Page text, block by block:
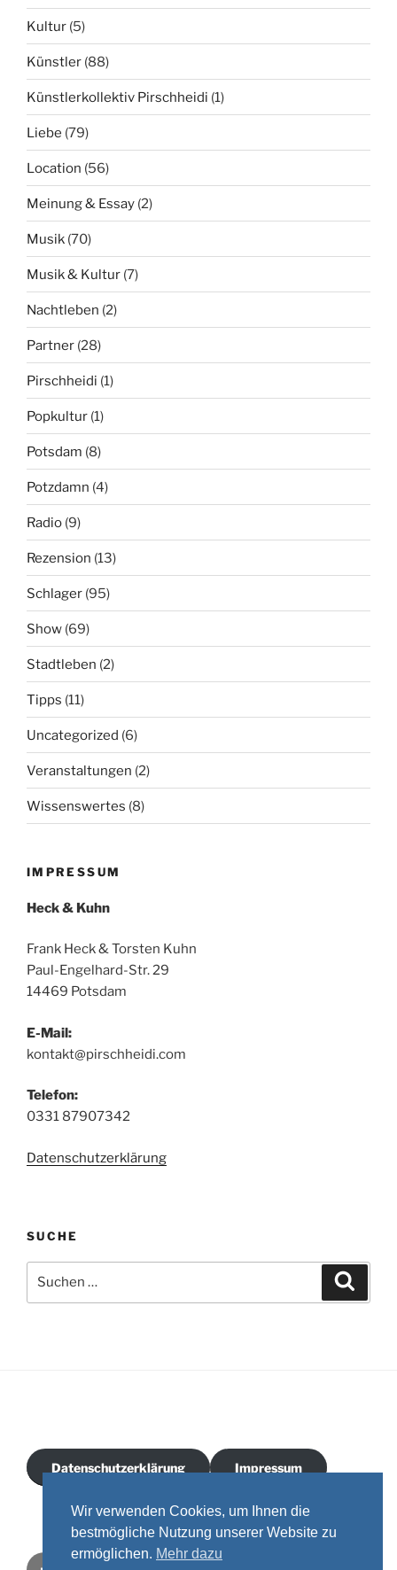
Kultur (5)
Künstler (88)
Künstlerkollektiv Pirschheidi (1)
Liebe (79)
Location (56)
Meinung & Essay (2)
Musik (70)
Musik & Kultur (7)
Nachtleben (2)
Partner (28)
Pirschheidi (1)
Popkultur (1)
Potsdam (8)
Potzdamn (4)
Radio (9)
Rezension (13)
Schlager (95)
Show (69)
Stadtleben (2)
Tipps (11)
Uncategorized (6)
Veranstaltungen (2)
Wissenswertes (8)
IMPRESSUM
Heck & Kuhn
Frank Heck & Torsten Kuhn
Paul-Engelhard-Str. 29
14469 Potsdam
E-Mail:
kontakt@pirschheidi.com
Telefon:
0331 87907342
Datenschutzerklärung
SUCHE
nach:
Datenschutzerklärung Impressum
FacebookInstagramYoutubeEmail
Wir verwenden Cookies, um Ihnen die
bestmögliche Nutzung unserer Website zu
ermöglichen. Mehr dazu